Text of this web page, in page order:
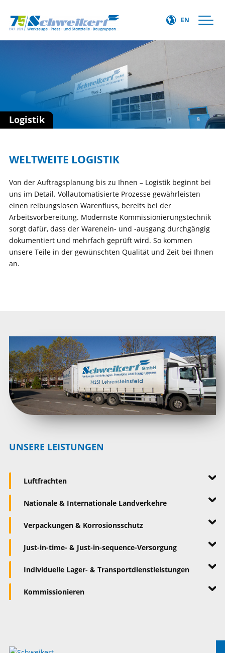
EN
Logistik
WELTWEITE LOGISTIK
Von der Auftragsplanung bis zu Ihnen – Logistik beginnt bei
uns im Detail. Vollautomatisierte Prozesse gewährleisten
einen reibungslosen Warenfluss, bereits bei der
Arbeitsvorbereitung. Modernste Kommissionierungstechnik
sorgt dafür, dass der Warenein- und -ausgang durchgängig
dokumentiert und mehrfach geprüft wird. So kommen
unsere Teile in der gewünschten Qualität und Zeit bei Ihnen
an.
UNSERE LEISTUNGEN
Luftfrachten
Nationale & Internationale Landverkehre
Verpackungen & Korrosionsschutz
Just-in-time- & Just-in-sequence-Versorgung
Individuelle Lager- & Transportdienstleistungen
Kommissionieren